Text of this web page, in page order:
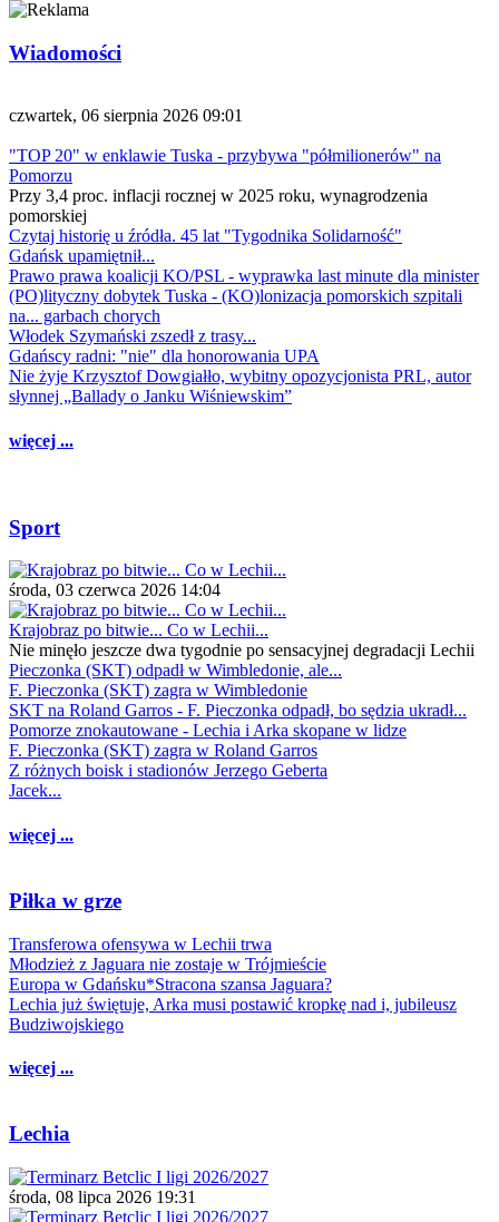
Wiadomości
czwartek, 06 sierpnia 2026 09:01
"TOP 20" w enklawie Tuska - przybywa "półmilionerów" na
Pomorzu
Przy 3,4 proc. inflacji rocznej w 2025 roku, wynagrodzenia
pomorskiej
Czytaj historię u źródła. 45 lat "Tygodnika Solidarność"
Gdańsk upamiętnił...
Prawo prawa koalicji KO/PSL - wyprawka last minute dla minister
(PO)lityczny dobytek Tuska - (KO)lonizacja pomorskich szpitali
na... garbach chorych
Włodek Szymański zszedł z trasy...
Gdańscy radni: "nie" dla honorowania UPA
Nie żyje Krzysztof Dowgiałło, wybitny opozycjonista PRL, autor
słynnej „Ballady o Janku Wiśniewskim”
więcej ...
Sport
środa, 03 czerwca 2026 14:04
Krajobraz po bitwie... Co w Lechii...
Nie minęło jeszcze dwa tygodnie po sensacyjnej degradacji Lechii
Pieczonka (SKT) odpadł w Wimbledonie, ale...
F. Pieczonka (SKT) zagra w Wimbledonie
SKT na Roland Garros - F. Pieczonka odpadł, bo sędzia ukradł...
Pomorze znokautowane - Lechia i Arka skopane w lidze
F. Pieczonka (SKT) zagra w Roland Garros
Z różnych boisk i stadionów Jerzego Geberta
Jacek...
więcej ...
Piłka w grze
Transferowa ofensywa w Lechii trwa
Młodzież z Jaguara nie zostaje w Trójmieście
Europa w Gdańsku*Stracona szansa Jaguara?
Lechia już świętuje, Arka musi postawić kropkę nad i, jubileusz
Budziwojskiego
więcej ...
Lechia
środa, 08 lipca 2026 19:31